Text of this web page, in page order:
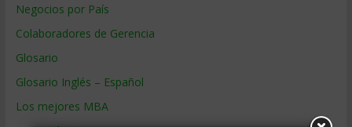
Negocios por País
Colaboradores de Gerencia
Glosario
Glosario Inglés – Español
Los mejores MBA